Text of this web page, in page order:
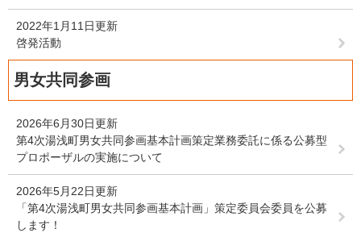
2022年1月11日更新
啓発活動
男女共同参画
2026年6月30日更新
第4次湯浅町男女共同参画基本計画策定業務委託に係る公募型
プロポーザルの実施について
2026年5月22日更新
「第4次湯浅町男女共同参画基本計画」策定委員会委員を公募
します！